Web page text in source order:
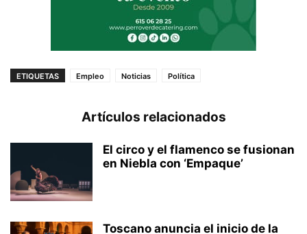
ETIQUETAS Empleo Noticias Política
Artículos relacionados
El circo y el flamenco se fusionan
en Niebla con ‘Empaque’
Toscano anuncia el inicio de la